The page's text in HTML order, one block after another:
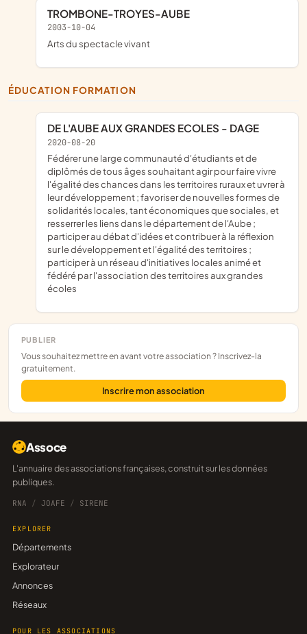
PUBLIER
Vous souhaitez mettre en avant votre association ? Inscrivez-la
gratuitement.
Inscrire mon association
TROMBONE-TROYES-AUBE
2003-10-04
Arts du spectacle vivant
ÉDUCATION FORMATION
DE L'AUBE AUX GRANDES ECOLES - DAGE
2020-08-20
fédérer une large communauté d'étudiants et de
diplômés de tous âges souhaitant agir pour faire vivre
l'égalité des chances dans les territoires ruraux et uvrer à
leur développement ; favoriser de nouvelles formes de
solidarités locales, tant économiques que sociales, et
resserrer les liens dans le département de l'Aube ;
participer au débat d'idées et contribuer à la réflexion
sur le développement et l'égalité des territoires ;
participer à un réseau d'initiatives locales animé et
fédéré par l'association des territoires aux grandes
écoles
Assoce
L'annuaire des associations françaises, construit sur les données
publiques.
RNA / JOAFE / SIRENE
EXPLORER
Départements
Explorateur
Annonces
Réseaux
POUR LES ASSOCIATIONS